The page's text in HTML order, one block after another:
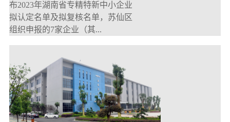
布2023年湖南省专精特新中小企业
拟认定名单及拟复核名单，苏仙区
组织申报的7家企业（其...